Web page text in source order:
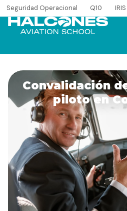
Seguridad Operacional Q10 IRIS
Convalidación
piloto en